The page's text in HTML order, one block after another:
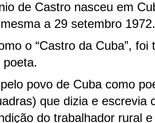
de Castro nasceu em
a 29 setembro 1972.
o “Castro da Cuba”, foi
poeta.
povo de Cuba como
que dizia e escrevia
do trabalhador rural